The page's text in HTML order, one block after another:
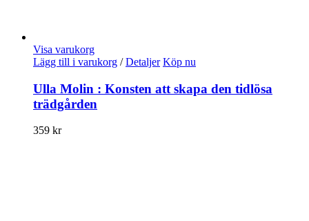
Visa varukorg
Lägg till i varukorg / Detaljer Köp nu
Ulla Molin : Konsten att skapa den tidlösa
trädgården
359 kr